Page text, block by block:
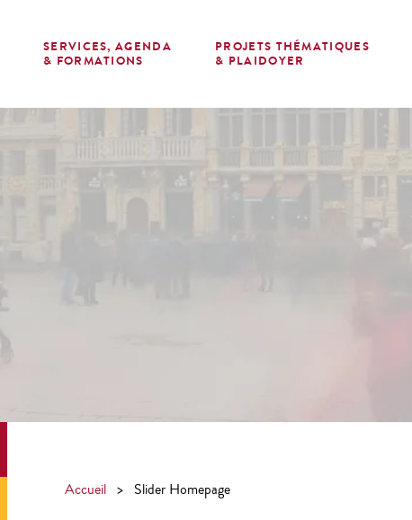
SERVICES, AGENDA
& FORMATIONS
PROJETS THÉMATIQUES
& PLAIDOYER
Accueil > Slider Homepage